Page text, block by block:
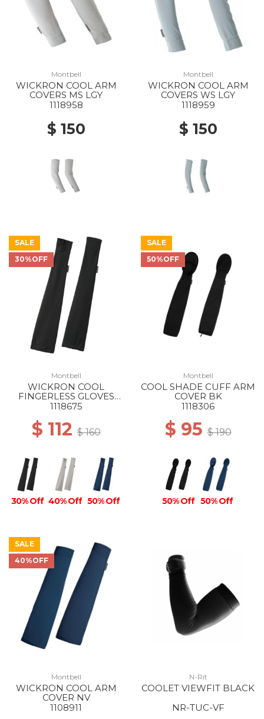
Montbell
WICKRON COOL ARM
COVERS MS LGY
1118958
$ 150
Montbell
WICKRON COOL ARM
COVERS WS LGY
1118959
$ 150
SALE
30%OFF
Montbell
WICKRON COOL
FINGERLESS GLOVES
LONG WS BK
1118675
$ 112$ 160
30% Off 40% Off 50% Off
SALE
50%OFF
Montbell
COOL SHADE CUFF ARM
COVER BK
1118306
$ 95$ 190
50% Off 50% Off
SALE
40%OFF
Montbell
WICKRON COOL ARM
COVER NV
1108911
N-Rit
COOLET VIEWFIT BLACK
NR-TUC-VF